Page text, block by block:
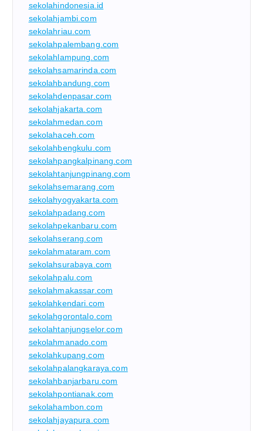
sekolahindonesia.id
sekolahjambi.com
sekolahriau.com
sekolahpalembang.com
sekolahlampung.com
sekolahsamarinda.com
sekolahbandung.com
sekolahdenpasar.com
sekolahjakarta.com
sekolahmedan.com
sekolahaceh.com
sekolahbengkulu.com
sekolahpangkalpinang.com
sekolahtanjungpinang.com
sekolahsemarang.com
sekolahyogyakarta.com
sekolahpadang.com
sekolahpekanbaru.com
sekolahserang.com
sekolahmataram.com
sekolahsurabaya.com
sekolahpalu.com
sekolahmakassar.com
sekolahkendari.com
sekolahgorontalo.com
sekolahtanjungselor.com
sekolahmanado.com
sekolahkupang.com
sekolahpalangkaraya.com
sekolahbanjarbaru.com
sekolahpontianak.com
sekolahambon.com
sekolahjayapura.com